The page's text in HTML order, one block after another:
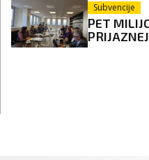
Subvencije
PET